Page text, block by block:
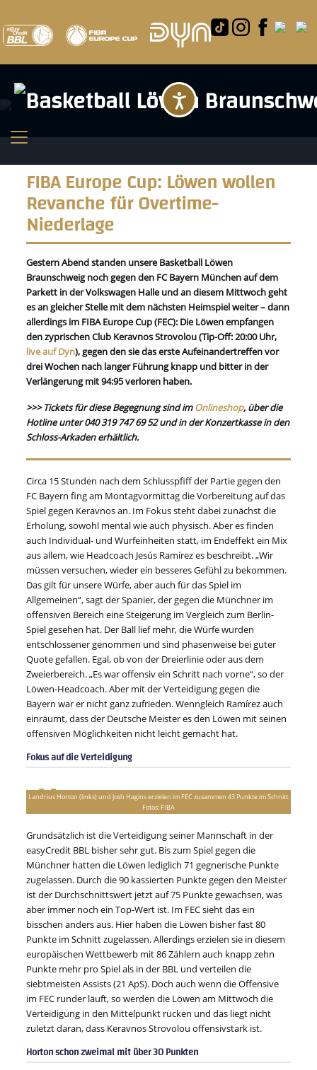
FIBA Europe Cup: Löwen wollen
Revanche für Overtime-
Niederlage
Gestern Abend standen unsere Basketball Löwen
Braunschweig noch gegen den FC Bayern München auf dem
Parkett in der Volkswagen Halle und an diesem Mittwoch geht
es an gleicher Stelle mit dem nächsten Heimspiel weiter – dann
allerdings im FIBA Europe Cup (FEC): Die Löwen empfangen
den zyprischen Club Keravnos Strovolou (Tip-Off: 20:00 Uhr,
live auf Dyn), gegen den sie das erste Aufeinandertreffen vor
drei Wochen nach langer Führung knapp und bitter in der
Verlängerung mit 94:95 verloren haben.
>>> Tickets für diese Begegnung sind imOnlineshop, über die
Hotline unter 040 319 747 69 52 und in der Konzertkasse in den
Schloss-Arkaden erhältlich.
Circa 15 Stunden nach dem Schlusspfiff der Partie gegen den
FC Bayern fing am Montagvormittag die Vorbereitung auf das
Spiel gegen Keravnos an. Im Fokus steht dabei zunächst die
Erholung, sowohl mental wie auch physisch. Aber es finden
auch Individual- und Wurfeinheiten statt, im Endeffekt ein Mix
aus allem, wie Headcoach Jesús Ramírez es beschreibt. „Wir
müssen versuchen, wieder ein besseres Gefühl zu bekommen.
Das gilt für unsere Würfe, aber auch für das Spiel im
Allgemeinen“, sagt der Spanier, der gegen die Münchner im
offensiven Bereich eine Steigerung im Vergleich zum Berlin-
Spiel gesehen hat. Der Ball lief mehr, die Würfe wurden
entschlossener genommen und sind phasenweise bei guter
Quote gefallen. Egal, ob von der Dreierlinie oder aus dem
Zweierbereich. „Es war offensiv ein Schritt nach vorne“, so der
Löwen-Headcoach. Aber mit der Verteidigung gegen die
Bayern war er nicht ganz zufrieden. Wenngleich Ramírez auch
einräumt, dass der Deutsche Meister es den Löwen mit seinen
offensiven Möglichkeiten nicht leicht gemacht hat.
Fokus auf die Verteidigung
Landrius Horton (links) und Josh Hagins erzielen im FEC zusammen 43 Punkte im Schnitt.
Fotos: FIBA
Grundsätzlich ist die Verteidigung seiner Mannschaft in der
easyCredit BBL bisher sehr gut. Bis zum Spiel gegen die
Münchner hatten die Löwen lediglich 71 gegnerische Punkte
zugelassen. Durch die 90 kassierten Punkte gegen den Meister
ist der Durchschnittswert jetzt auf 75 Punkte gewachsen, was
aber immer noch ein Top-Wert ist. Im FEC sieht das ein
bisschen anders aus. Hier haben die Löwen bisher fast 80
Punkte im Schnitt zugelassen. Allerdings erzielen sie in diesem
europäischen Wettbewerb mit 86 Zählern auch knapp zehn
Punkte mehr pro Spiel als in der BBL und verteilen die
siebtmeisten Assists (21 ApS). Doch auch wenn die Offensive
im FEC runder läuft, so werden die Löwen am Mittwoch die
Verteidigung in den Mittelpunkt rücken und das liegt nicht
zuletzt daran, dass Keravnos Strovolou offensivstark ist.
Horton schon zweimal mit über 30 Punkten